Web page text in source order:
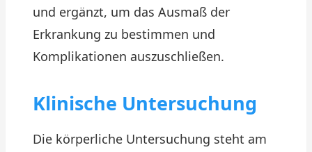
und ergänzt, um das Ausmaß der
Erkrankung zu bestimmen und
Komplikationen auszuschließen.
Klinische Untersuchung
Die körperliche Untersuchung steht am